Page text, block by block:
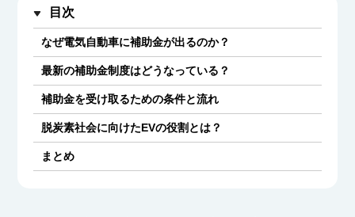
目次
なぜ電気自動車に補助金が出るのか？
最新の補助金制度はどうなっている？
補助金を受け取るための条件と流れ
脱炭素社会に向けたEVの役割とは？
まとめ